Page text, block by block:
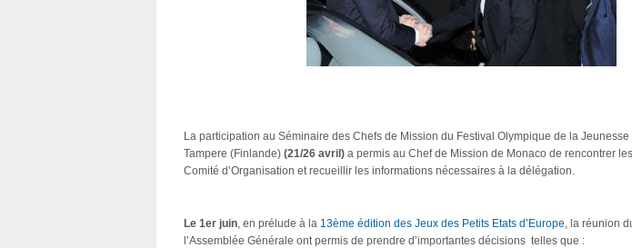
La participation au Séminaire des Chefs de Mission du Festival Olympique de la
Tampere (Finlande) (21/26 avril) a permis au Chef de Mission de Monaco de rencontrer
Comité d’Organisation et recueillir les informations nécessaires à la délégation.
Le 1er juin, en prélude à la 13ème édition des Jeux des Petits Etats d’Europe, la réunion
l’Assemblée Générale ont permis de prendre d’importantes décisions telles que :